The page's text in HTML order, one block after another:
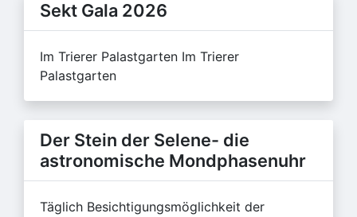
Sekt Gala 2026
Im Trierer Palastgarten Im Trierer
Palastgarten
Der Stein der Selene- die
astronomische Mondphasenuhr
Täglich Besichtigungsmöglichkeit der